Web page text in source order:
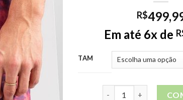
R$
Em até 6x de
TAM